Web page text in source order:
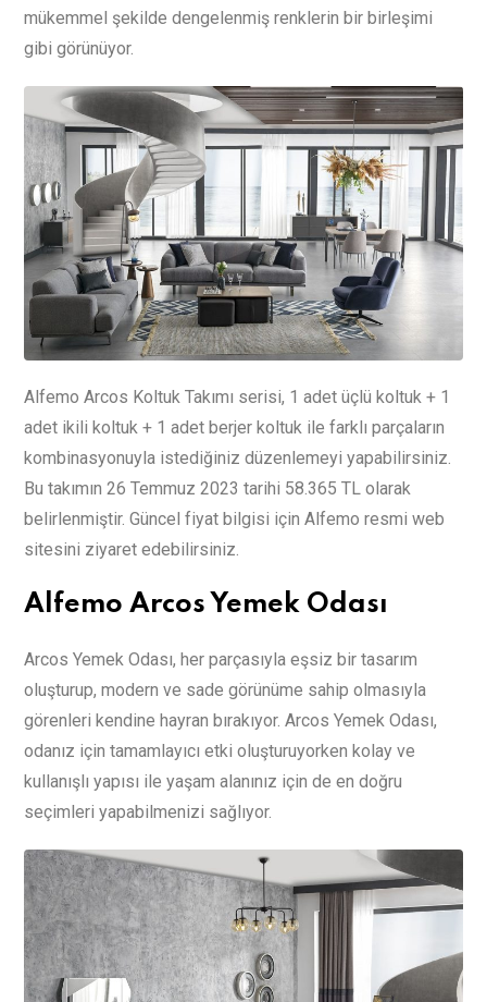
mükemmel şekilde dengelenmiş renklerin bir birleşimi
gibi görünüyor.
Alfemo Arcos Koltuk Takımı serisi, 1 adet üçlü koltuk + 1
adet ikili koltuk + 1 adet berjer koltuk ile farklı parçaların
kombinasyonuyla istediğiniz düzenlemeyi yapabilirsiniz.
Bu takımın 26 Temmuz 2023 tarihi 58.365 TL olarak
belirlenmiştir. Güncel fiyat bilgisi için Alfemo resmi web
sitesini ziyaret edebilirsiniz.
Alfemo Arcos Yemek Odası
Arcos Yemek Odası, her parçasıyla eşsiz bir tasarım
oluşturup, modern ve sade görünüme sahip olmasıyla
görenleri kendine hayran bırakıyor. Arcos Yemek Odası,
odanız için tamamlayıcı etki oluşturuyorken kolay ve
kullanışlı yapısı ile yaşam alanınız için de en doğru
seçimleri yapabilmenizi sağlıyor.